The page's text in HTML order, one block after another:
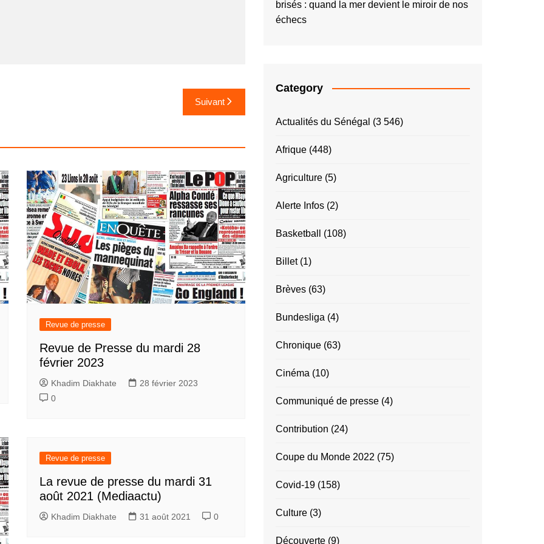
Suivant
Revue de presse
Revue de Presse du mardi 28
février 2023
Khadim Diakhate
28 février 2023
0
Revue de presse
La revue de presse du mardi 31
août 2021 (Mediaactu)
Khadim Diakhate 31 août 2021 0
brisés : quand la mer devient le miroir de nos
échecs
Category
Actualités du Sénégal (3 546)
Afrique (448)
Agriculture (5)
Alerte Infos (2)
Basketball (108)
Billet(1)
Brèves (63)
Bundesliga (4)
Chronique (63)
Cinéma (10)
Communiqué de presse (4)
Contribution (24)
Coupe du Monde 2022 (75)
Covid-19 (158)
Culture (3)
Découverte (9)